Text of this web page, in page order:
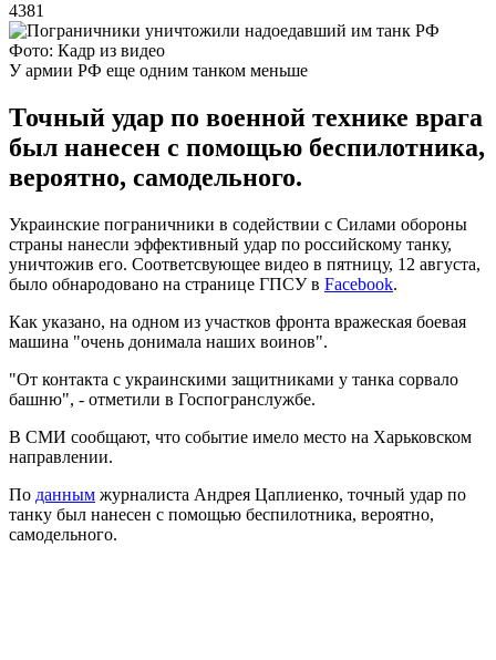
4381
Фото: Кадр из видео
У армии РФ еще одним танком меньше
Точный удар по военной технике врага
был нанесен с помощью беспилотника,
вероятно, самодельного.
Украинские пограничники в содействии с Силами обороны
страны нанесли эффективный удар по российскому танку,
уничтожив его. Соответсвующее видео в пятницу, 12 августа,
было обнародовано на странице ГПСУ в Facebook.
Как указано, на одном из участков фронта вражеская боевая
машина "очень донимала наших воинов".
"От контакта с украинскими защитниками у танка сорвало
башню", - отметили в Госпогранслужбе.
В СМИ сообщают, что событие имело место на Харьковском
направлении.
По данным журналиста Андрея Цаплиенко, точный удар по
танку был нанесен с помощью беспилотника, вероятно,
самодельного.